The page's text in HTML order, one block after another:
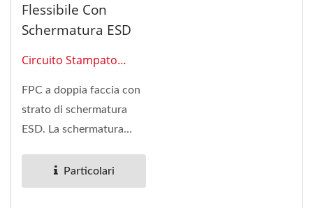
Flessibile Con
Schermatura ESD
Circuito Stampato
FPC a doppia faccia con
strato di schermatura
ESD. La schermatura
interferenze...Particolari